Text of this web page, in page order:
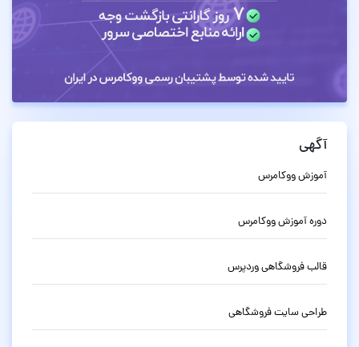
آگهی
آموزش ووکامرس
دوره آموزش ووکامرس
قالب فروشگاهی وردپرس
طراحی سایت فروشگاهی